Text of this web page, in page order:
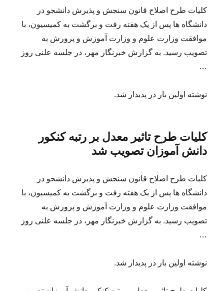
کلیات طرح اصلاح قانون سنجش و پذیرش دانشجو در
دانشگاه ها پس از یک هفته رفت و برگشت به کمیسیون، با
موافقت وزارت علوم و وزارت آموزش و پرورش به
تصویب رسید. به گزارش خبرنگار مهر، در جلسه علنی روز
…
نوشته اولین بار در پدیدار شد.
کلیات طرح تاثیر معدل بر رتبه کنکور
دانش آموزان تصویب شد
کلیات طرح اصلاح قانون سنجش و پذیرش دانشجو در
دانشگاه ها پس از یک هفته رفت و برگشت به کمیسیون، با
موافقت وزارت علوم و وزارت آموزش و پرورش به
تصویب رسید. به گزارش خبرنگار مهر، در جلسه علنی روز
…
نوشته اولین بار در پدیدار شد.